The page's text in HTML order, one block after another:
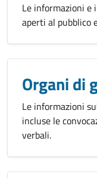
Le informazioni
aperti al pubblico
Organi di
Le informazioni
incluse le
verbali.